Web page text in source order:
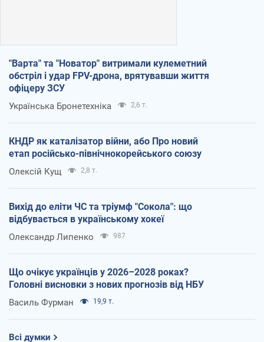
"Варта" та "Новатор" витримали кулеметний
обстріл і удар FPV-дрона, врятувавши життя
офіцеру ЗСУ
Українська Бронетехніка 2,6 т.
КНДР як каталізатор війни, або Про новий
етап російсько-північнокорейського союзу
Олексій Кущ 2,8 т.
Вихід до еліти ЧС та тріумф "Сокола": що
відбувається в українському хокеї
Олександр Липенко 987
Що очікує українців у 2026–2028 роках?
Головні висновки з нових прогнозів від НБУ
Василь Фурман 19,9 т.
Всі думки